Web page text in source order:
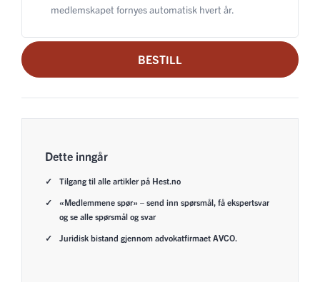
medlemskapet fornyes automatisk hvert år.
BESTILL
Dette inngår
Tilgang til alle artikler på Hest.no
«Medlemmene spør» – send inn spørsmål, få ekspertsvar
og se alle spørsmål og svar
Juridisk bistand gjennom advokatfirmaet AVCO.